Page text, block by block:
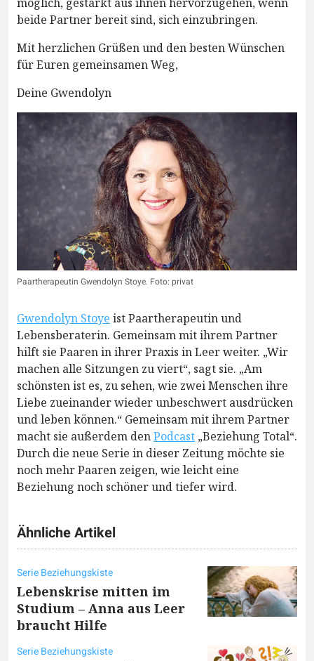
beide Partner bereit sind, sich einzubringen.
Mit herzlichen Grüßen und den besten Wünschen
für Euren gemeinsamen Weg,
Deine Gwendolyn
Paartherapeutin Gwendolyn Stoye. Foto: privat
Gwendolyn Stoye ist Paartherapeutin und
Lebensberaterin. Gemeinsam mit ihrem Partner
hilft sie Paaren in ihrer Praxis in Leer weiter. „Wir
machen alle Sitzungen zu viert“, sagt sie. „Am
schönsten ist es, zu sehen, wie zwei Menschen ihre
Liebe zueinander wieder unbeschwert ausdrücken
und leben können.“ Gemeinsam mit ihrem Partner
macht sie außerdem denPodcast „Beziehung Total“.
Durch die neue Serie in dieser Zeitung möchte sie
noch mehr Paaren zeigen, wie leicht eine
Beziehung noch schöner und tiefer wird.
Ähnliche Artikel
Serie Beziehungskiste
Lebenskrise mitten im
Studium – Anna aus Leer
braucht Hilfe
Serie Beziehungskiste